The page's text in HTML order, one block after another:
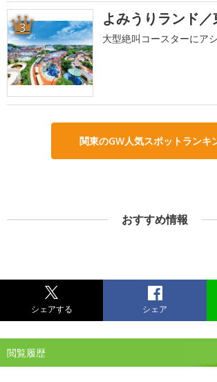
3 よみうりランド
大型絶叫コースターにア
関東のGW人気スポットランキ
おすすめ情報
シェアする シェア
閲覧履歴